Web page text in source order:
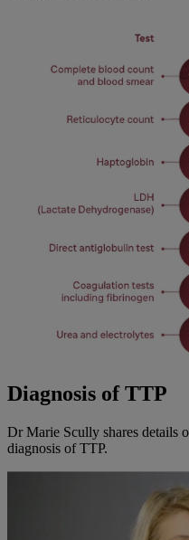
Diagnosis of TTP
Dr Marie Scully shares details
diagnosis of TTP.